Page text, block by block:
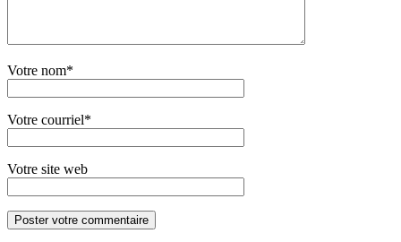
Votre nom*
Votre courriel*
Votre site web